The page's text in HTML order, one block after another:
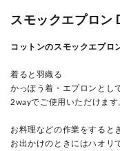
スモックエプロ
コットンのスモックエプロ
着ると羽織る
かっぽう着・エプロンとし
2wayでご使用いただけます
お料理などの作業をすると
お出かけのときにはハオリ